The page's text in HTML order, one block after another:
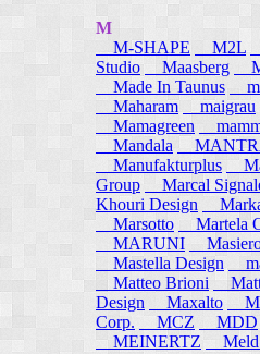
M
M-SHAPE
M2L
Studio
Maasberg
Made In Taunus
Maharam
maigrau
Mamagreen
Mandala
Manufakturplus
Group
Marcal
Khouri Design
Marsotto
Martela
MARUNI
Mastella Design
Matteo Brioni
Design
Maxalto
Corp.
MCZ MDD
MEINERTZ
Meld